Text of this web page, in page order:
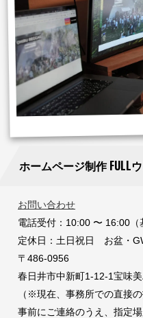
ホームページ制作 FULL
お問い合わせ
電話受付：10:00 〜 16:00（
定休日：土日祝日 お盆・
〒486-0956
春日井市中新町1-12-1宝味
（※現在、事務所での直接
事前にご連絡のうえ、指定